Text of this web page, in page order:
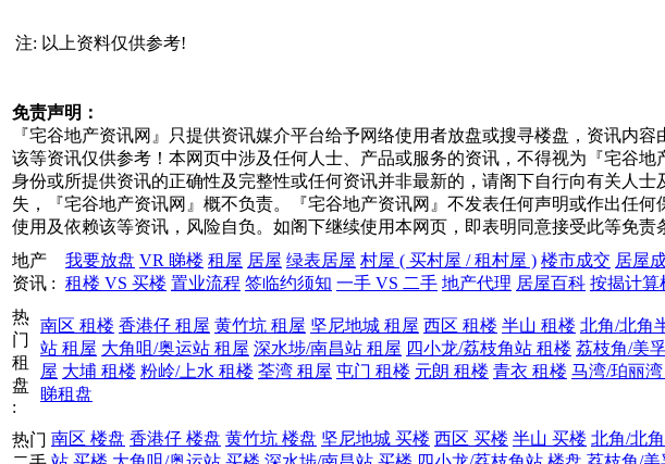
注: 以上资料仅供参考!
免责声明：
『宅谷地产资讯网』只提供资讯媒介平台给予网络使用者放盘或搜寻楼盘，资讯内
该等资讯仅供参考！本网页中涉及任何人士、产品或服务的资讯，不得视为『宅谷
身份或所提供资讯的正确性及完整性或任何资讯并非最新的，请阁下自行向有关人
失，『宅谷地产资讯网』概不负责。『宅谷地产资讯网』不发表任何声明或作出任
使用及依赖该等资讯，风险自负。如阁下继续使用本网页，即表明同意接受此等免责
地产
资讯 :
我要放盘 VR 睇楼 租屋 居屋 绿表居屋 村屋 ( 买村屋 / 租村屋 ) 楼市成交 居屋
租楼 VS 买楼 置业流程 签临约须知 一手 VS 二手 地产代理 居屋百科 按揭计算
热
门
租
盘
:
南区 租楼 香港仔 租屋 黄竹坑 租屋 坚尼地城 租屋 西区 租楼 半山 租楼 北角/北角
站 租屋 大角咀/奥运站 租屋 深水埗/南昌站 租屋 四小龙/荔枝角站 租楼 荔枝角/美
屋 大埔 租楼 粉岭/上水 租楼 荃湾 租屋 屯门 租楼 元朗 租楼 青衣 租楼 马湾/珀丽
睇租盘
热门 南区 楼盘 香港仔 楼盘 黄竹坑 楼盘 坚尼地城 买楼 西区 买楼 半山 买楼 北角/北